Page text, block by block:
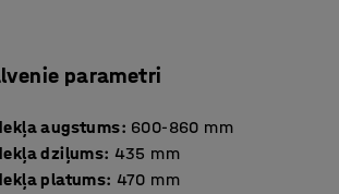
parametri
augstums: 600-860 mm
dziļums: 435 mm
platums: 470 mm